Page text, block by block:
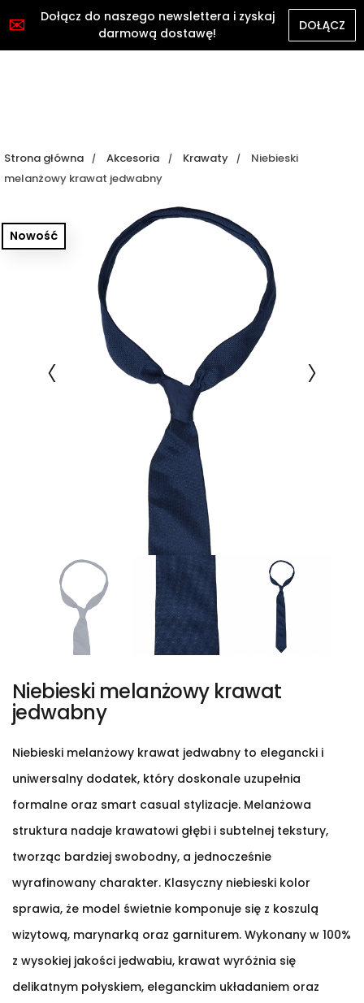
Strona główna Akcesoria Krawaty
Niebieski
melanżowy krawat jedwabny
Nowość
Niebieski melanżowy krawat
jedwabny
Niebieski melanżowy krawat jedwabny to elegancki i
uniwersalny dodatek, który doskonale uzupełnia
formalne oraz smart casual stylizacje. Melanżowa
struktura nadaje krawatowi głębi i subtelnej tekstury,
tworząc bardziej swobodny, a jednocześnie
wyrafinowany charakter. Klasyczny niebieski kolor
sprawia, że model świetnie komponuje się z koszulą
wizytową, marynarką oraz garniturem. Wykonany w 100%
z wysokiej jakości jedwabiu, krawat wyróżnia się
delikatnym połyskiem, eleganckim układaniem oraz
✉
Dołącz do naszego newslettera i zyskaj
darmową dostawę!
DOŁĄCZ